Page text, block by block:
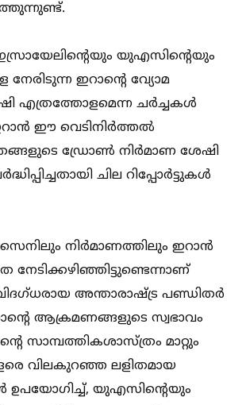
യുഎസിന്റെയും
ഇറാന്റെ വ്യോമ
എത്രത്തോളമെന്ന ചർച്ചകള്‍
ഈ വെടിനിർത്തല്‍
ഡ്രോണ്‍ നിർമാണ ശേഷി
ചില റിപ്പോർട്ടുകള്‍
നിർമാണത്തിലും ഇറാൻ
നേടിക്കഴിഞ്ഞിട്ടുണ്ടെന്നാണ്
അന്താരാഷ്ട്ര പണ്ഡിതർ
ആക്രമണങ്ങളുടെ സ്വഭാവം
സാമ്പത്തികശാസ്ത്രം മാറ്റും
വിലകുറഞ്ഞ ലളിതമായ
ഉപയോഗിച്ച്‌, യുഎസിന്റെയും